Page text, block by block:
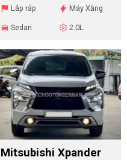
Lắp ráp Máy Xăng
Sedan 2.0L
Mitsubishi Xpander